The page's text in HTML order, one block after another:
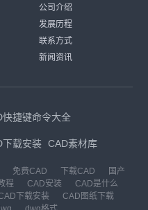
公司介绍
发展历程
联系方式
新闻资讯
快捷键命令大全
下载安装 CAD素材库
免费CAD 下载CAD
国产
程 CAD安装
CAD是什么
下载安装
CAD图纸下载